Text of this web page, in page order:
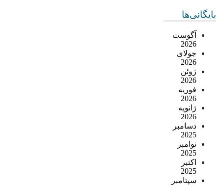
بایگانی‌ها
آگوست
2026
جولای
2026
ژوئن
2026
فوریه
2026
ژانویه
2026
دسامبر
2025
نوامبر
2025
اکتبر
2025
سپتامبر